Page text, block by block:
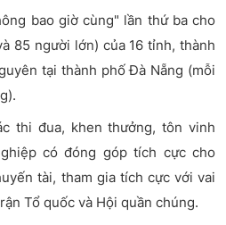
bao giờ cùng" lần thứ ba cho
85 người lớn) của 16 tỉnh, thành
tại thành phố Đà Nẵng (mỗi
thi đua, khen thưởng, tôn vinh
có đóng góp tích cực cho
tài, tham gia tích cực với vai
Tổ quốc và Hội quần chúng.